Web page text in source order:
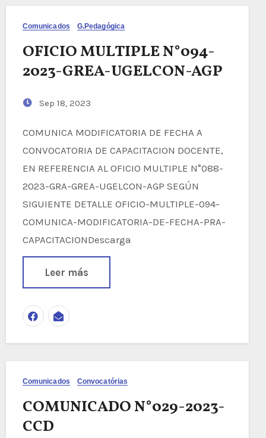
Comunicados G.Pedagógica
OFICIO MULTIPLE N°094-
2023-GREA-UGELCON-AGP
Sep 18, 2023
COMUNICA MODIFICATORIA DE FECHA A
CONVOCATORIA DE CAPACITACION DOCENTE,
EN REFERENCIA AL OFICIO MULTIPLE N°088-
2023-GRA-GREA-UGELCON-AGP SEGÚN
SIGUIENTE DETALLE OFICIO-MULTIPLE-094-
COMUNICA-MODIFICATORIA-DE-FECHA-PRA-
CAPACITACIONDescarga
Leer más
Comunicados Convocatórias
COMUNICADO N°029-2023-
CCD